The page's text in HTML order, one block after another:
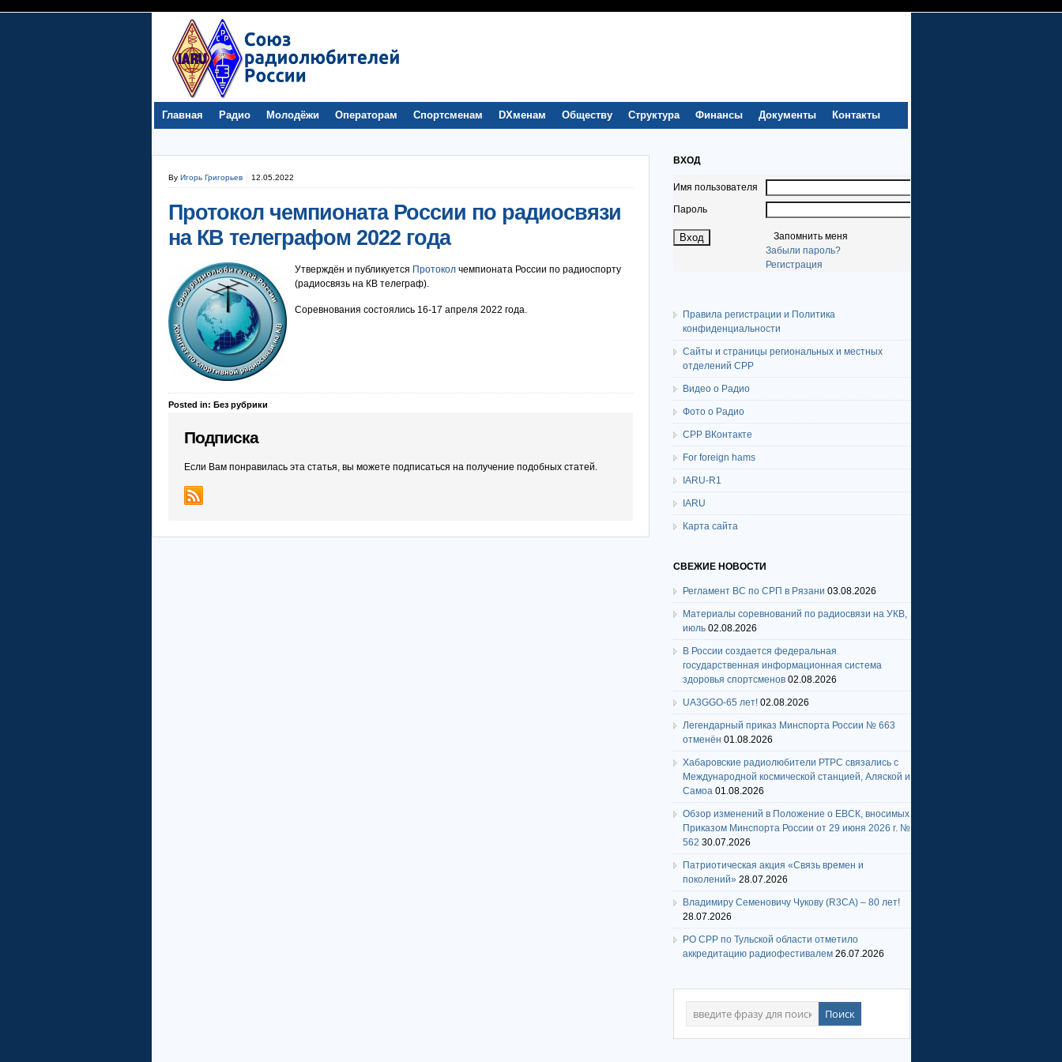
Главная Радио Молодёжи Операторам Спортсменам DXменам Обществу Структура Финансы Документы Контакты
By Игорь Григорьев 12.05.2022
Протокол чемпионата России по радиосвязи
на КВ телеграфом 2022 года
Утверждён и публикуется Протокол чемпионата России по радиоспорту
(радиосвязь на КВ телеграф).
Соревнования состоялись 16-17 апреля 2022 года.
Posted in: Без рубрики
Подписка
Если Вам понравилась эта статья, вы можете подписаться на получение подобных статей.
ВХОД
Имя пользователя
Пароль
Запомнить меня
Забыли пароль?
Регистрация
Правила регистрации и Политика
конфиденциальности
Сайты и страницы региональных и местных
отделений СРР
Видео о Радио
Фото о Радио
СРР ВКонтакте
For foreign hams
IARU-R1
IARU
Карта сайта
СВЕЖИЕ НОВОСТИ
Регламент ВС по СРП в Рязани 03.08.2026
Материалы соревнований по радиосвязи на УКВ,
июль 02.08.2026
В России создается федеральная
государственная информационная система
здоровья спортсменов 02.08.2026
UA3GGO-65 лет! 02.08.2026
Легендарный приказ Минспорта России № 663
отменён 01.08.2026
Хабаровские радиолюбители РТРС связались с
Международной космической станцией, Аляской и
Самоа 01.08.2026
Обзор изменений в Положение о ЕВСК, вносимых
Приказом Минспорта России от 29 июня 2026 г. №
562 30.07.2026
Патриотическая акция «Связь времен и
поколений» 28.07.2026
Владимиру Семеновичу Чукову (R3CA) – 80 лет!
28.07.2026
РО СРР по Тульской области отметило
аккредитацию радиофестивалем 26.07.2026